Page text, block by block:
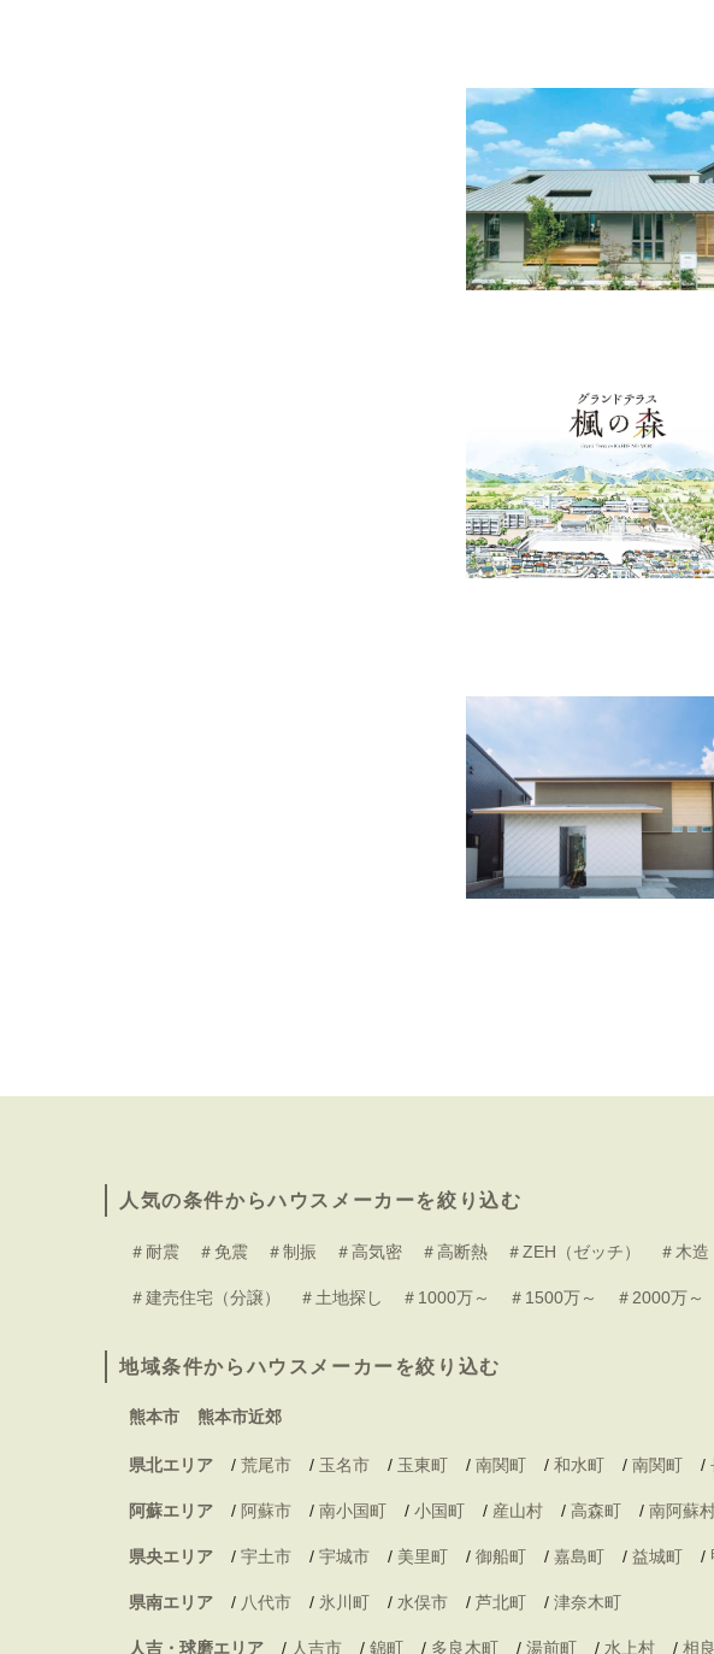
人気の条件からハウスメーカーを絞り込む
＃耐震 ＃免震 ＃制振 ＃高気密 ＃高断熱 ＃ZEH（ゼッチ） ＃木造
＃建売住宅（分譲） ＃土地探し ＃1000万～ ＃1500万～ ＃2000万～
地域条件からハウスメーカーを絞り込む
熊本市 熊本市近郊
県北エリア / 荒尾市 / 玉名市 / 玉東町 / 南関町 / 和水町 / 南関町 /
阿蘇エリア / 阿蘇市 / 南小国町 / 小国町 / 産山村 / 高森町 / 南阿蘇
県央エリア / 宇土市 / 宇城市 / 美里町 / 御船町 / 嘉島町 / 益城町 /
県南エリア / 八代市 / 氷川町 / 水俣市 / 芦北町 / 津奈木町
人吉・球磨エリア / 人吉市 / 錦町 / 多良木町 / 湯前町 / 水上村 / 相